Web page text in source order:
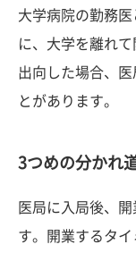
大学病院の勤務
に、大学を離れ
出向した場合、
とがあります。
3つめの分かれ
医局に入局後、
す。開業するタ